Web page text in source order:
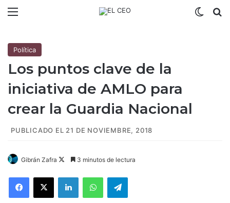
Política
Los puntos clave de la
iniciativa de AMLO para
crear la Guardia Nacional
PUBLICADO EL 21 DE NOVIEMBRE, 2018
Gibrán Zafra
l
l
3 minutos de lectura